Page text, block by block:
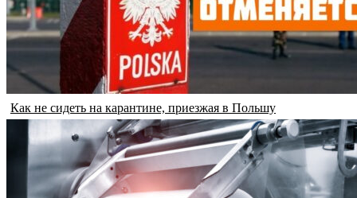
Как не сидеть на карантине, приезжая в Польшу